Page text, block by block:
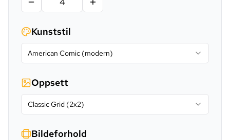
Kunststil
American Comic (modern)
Oppsett
Classic Grid (2x2)
Bildeforhold